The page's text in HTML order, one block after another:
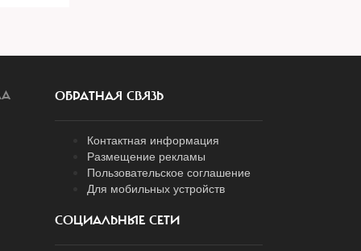
ОБРАТНАЯ СВЯЗЬ
Контактная информация
Размещение рекламы
Пользовательское соглашение
Для мобильных устройств
СОЦИАЛЬНЫЕ СЕТИ